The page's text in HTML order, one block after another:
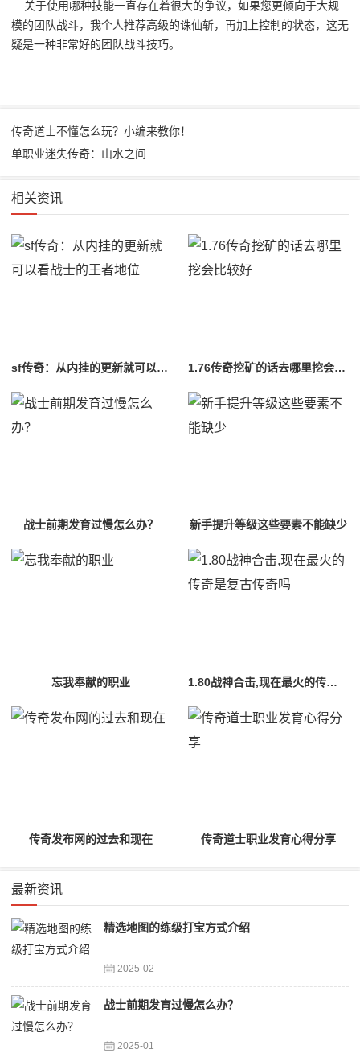
关于使用哪种技能一直存在着很大的争议，如果您更倾向于大规
模的团队战斗，我个人推荐高级的诛仙斩，再加上控制的状态，这无
疑是一种非常好的团队战斗技巧。
传奇道士不懂怎么玩？小编来教你！
单职业迷失传奇：山水之间
相关资讯
sf传奇：从内挂的更新就可以看战士的王者地位 1.76传奇挖矿的话去哪里挖会比较好
战士前期发育过慢怎么办？ 新手提升等级这些要素不能缺少
忘我奉献的职业 1.80战神合击,现在最火的传奇是复古传奇吗
传奇发布网的过去和现在 传奇道士职业发育心得分享
最新资讯
精选地图的练级打宝方式介绍
2025-02
战士前期发育过慢怎么办？
2025-01